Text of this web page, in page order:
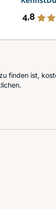
finden ist,